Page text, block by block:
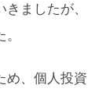
ましたが、
め、個人投資